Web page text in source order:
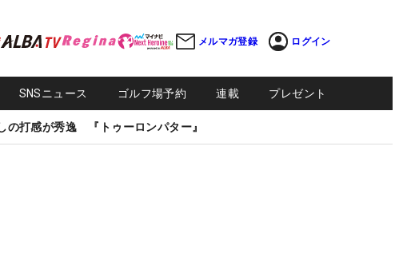
メルマガ登録 ログイン
SNSニュース ゴルフ場予約 連載 プレゼント
の打感が秀逸 『トゥーロンパター』